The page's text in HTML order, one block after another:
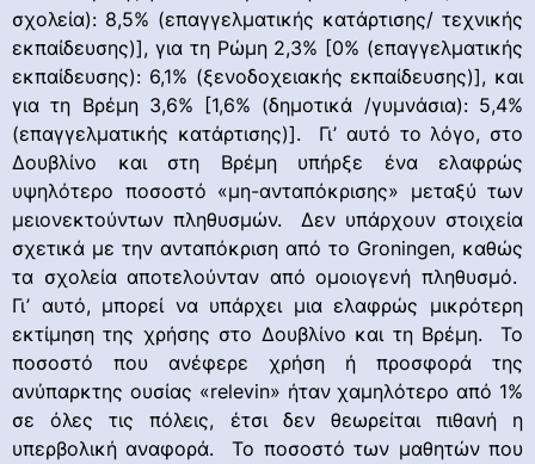
σχολεία): 8,5% (επαγγελματικής κατάρτισης/ τεχνικής
εκπαίδευσης)], για τη Ρώμη 2,3% [0% (επαγγελματικής
εκπαίδευσης): 6,1% (ξενοδοχειακής εκπαίδευσης)], και
για τη Βρέμη 3,6% [1,6% (δημοτικά /γυμνάσια): 5,4%
(επαγγελματικής κατάρτισης)]. Γι’ αυτό το λόγο, στο
Δουβλίνο και στη Βρέμη υπήρξε ένα ελαφρώς
υψηλότερο ποσοστό «μη-ανταπόκρισης» μεταξύ των
μειονεκτούντων πληθυσμών. Δεν υπάρχουν στοιχεία
σχετικά με την ανταπόκριση από το Groningen, καθώς
τα σχολεία αποτελούνταν από ομοιογενή πληθυσμό.
Γι’ αυτό, μπορεί να υπάρχει μια ελαφρώς μικρότερη
εκτίμηση της χρήσης στο Δουβλίνο και τη Βρέμη. Το
ποσοστό που ανέφερε χρήση ή προσφορά της
ανύπαρκτης ουσίας «relevin» ήταν χαμηλότερο από 1%
σε όλες τις πόλεις, έτσι δεν θεωρείται πιθανή η
υπερβολική αναφορά. Το ποσοστό των μαθητών που